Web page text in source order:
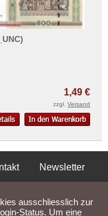
1,49 €
zzgl. Versand
Newsletter
ausschliesslich zur
Status. Um eine